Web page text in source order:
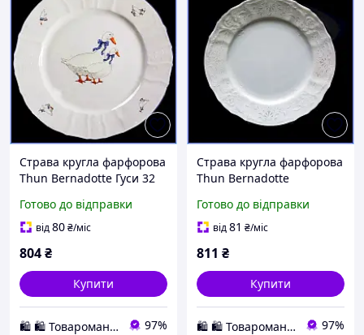
Страва кругла фарфорова
Thun Bernadotte Гуси 32
для сервірування столу
преміум класу
Готово до відправки
від80₴/міс
804₴
Купити
🛍️ 🛍️ Товароманія 🛍️ 🛍️ 97%
Страва кругла фарфорова
Thun Bernadotte
сервірувальна біла
преміум посуд для свята
Готово до відправки
від81 ₴/міс
811 ₴
Купити
🛍️ 🛍️ Товароманія 🛍️ 🛍️ 97%